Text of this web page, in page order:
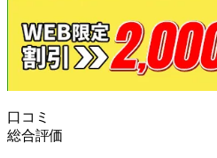
口コミ
総合評価